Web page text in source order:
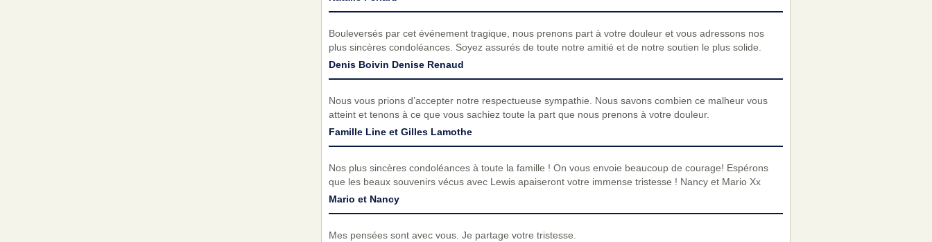
Bouleversés par cet événement tragique, nous prenons part à votre douleur et vous adressons nos
plus sincères condoléances. Soyez assurés de toute notre amitié et de notre soutien le plus solide.
Denis Boivin Denise Renaud
Nous vous prions d’accepter notre respectueuse sympathie. Nous savons combien ce malheur vous
atteint et tenons à ce que vous sachiez toute la part que nous prenons à votre douleur.
Famille Line et Gilles Lamothe
Nos plus sincères condoléances à toute la famille ! On vous envoie beaucoup de courage! Espérons
que les beaux souvenirs vécus avec Lewis apaiseront votre immense tristesse ! Nancy et Mario Xx
Mario et Nancy
Mes pensées sont avec vous. Je partage votre tristesse.